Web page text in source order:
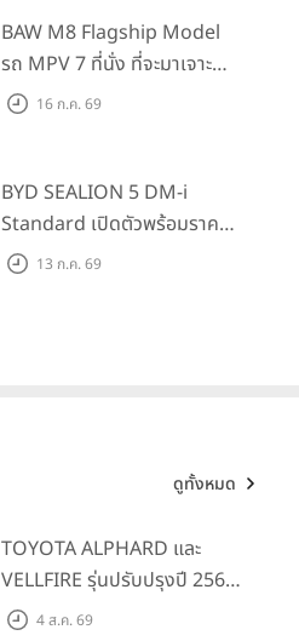
ด Riddara RD6
ถยนต์ Riddara ทุกรุ่น
ทุกรุ่น
Traffic Monitor เพียงจอง
ภายใน 31 ก.ค. 2569 รับบัตร
น้ำมันมูลค่า 10,000 บาท
BAW M8 Flagship Model
รถ MPV 7 ที่นั่ง ที่จะมาเจาะ
ตลาดครอบครัวและองค์กรยุค
แรก)
16 ก.ค. 69
BYD SEALION 5 DM-i
Standard เปิดตัวพร้อมราคา
คาดการณ์ 699,900 บาท รุ่น
13 ก.ค. 69
ดูทั้งหมด
TOYOTA ALPHARD และ
VELLFIRE รุ่นปรับปรุงปี 2569
พร้อมรุ่นย่อยใหม่ HEV
4 ส.ค. 69